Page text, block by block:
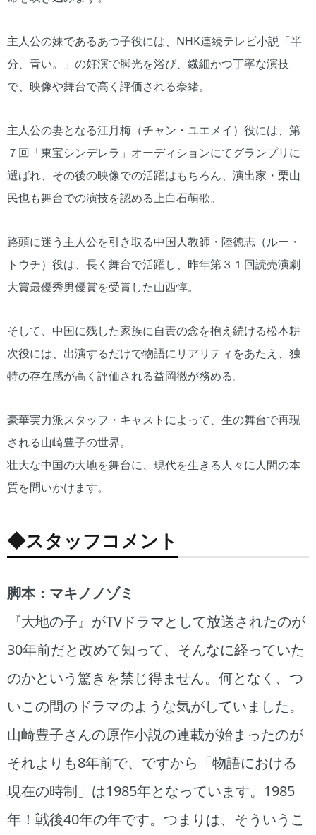
主人公の妹であるあつ子役には、NHK連続テレビ小説「半
分、青い。」の好演で脚光を浴び、繊細かつ丁寧な演技
で、映像や舞台で高く評価される奈緒。
主人公の妻となる江月梅（チャン・ユエメイ）役には、第
７回「東宝シンデレラ」オーディションにてグランプリに
選ばれ、その後の映像での活躍はもちろん、演出家・栗山
民也も舞台での演技を認める上白石萌歌。
路頭に迷う主人公を引き取る中国人教師・陸徳志（ルー・
トウチ）役は、長く舞台で活躍し、昨年第３１回読売演劇
大賞最優秀男優賞を受賞した山西惇。
そして、中国に残した家族に自責の念を抱え続ける松本耕
次役には、出演するだけで物語にリアリティをあたえ、独
特の存在感が高く評価される益岡徹が務める。
豪華実力派スタッフ・キャストによって、生の舞台で再現
される山崎豊子の世界。
壮大な中国の大地を舞台に、現代を生きる人々に人間の本
質を問いかけます。
◆スタッフコメント
脚本：マキノノゾミ
『大地の子』がTVドラマとして放送されたのが
30年前だと改めて知って、そんなに経っていた
のかという驚きを禁じ得ません。何となく、つ
いこの間のドラマのような気がしていました。
山崎豊子さんの原作小説の連載が始まったのが
それよりも8年前で、ですから「物語における
現在の時制」は1985年となっています。1985
年！戦後40年の年です。つまりは、そういうこ